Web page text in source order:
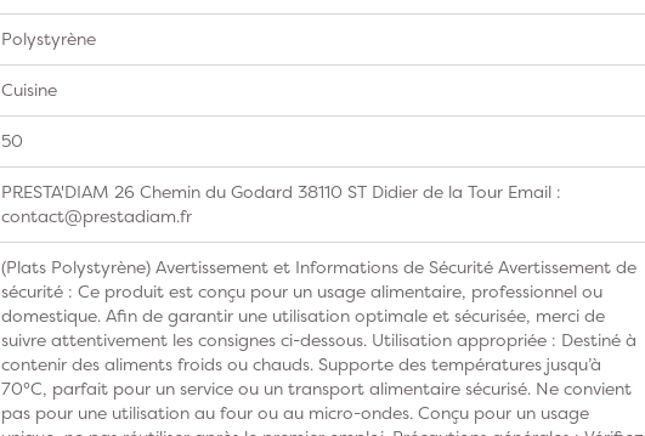
Polystyrène
Cuisine
50
PRESTA'DIAM 26 Chemin du Godard 38110 ST Didier de la Tour Email :
contact@prestadiam.fr
(Plats Polystyrène) Avertissement et Informations de Sécurité Avertissement de
sécurité : Ce produit est conçu pour un usage alimentaire, professionnel ou
domestique. Afin de garantir une utilisation optimale et sécurisée, merci de
suivre attentivement les consignes ci-dessous. Utilisation appropriée : Destiné à
contenir des aliments froids ou chauds. Supporte des températures jusqu’à
70°C, parfait pour un service ou un transport alimentaire sécurisé. Ne convient
pas pour une utilisation au four ou au micro-ondes. Conçu pour un usage